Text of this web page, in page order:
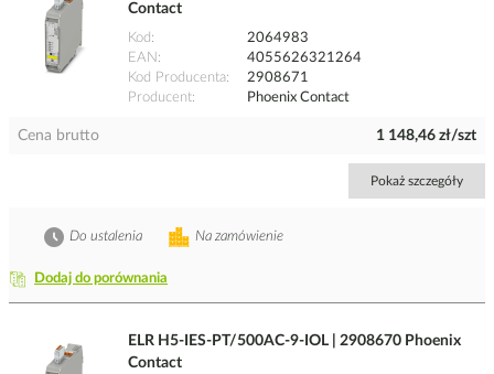
Contact
Kod
2064983
EAN
4055626321264
Kod Producenta
2908671
Producent
Phoenix Contact
Cena brutto 1 148,46 zł/szt
Pokaż szczegóły
Dodaj do porównania
Na zamówienie
Do ustalenia
ELR H5-IES-PT/500AC-9-IOL | 2908670 Phoenix
Contact